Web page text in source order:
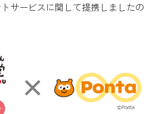
サービスに関して提携しましたの